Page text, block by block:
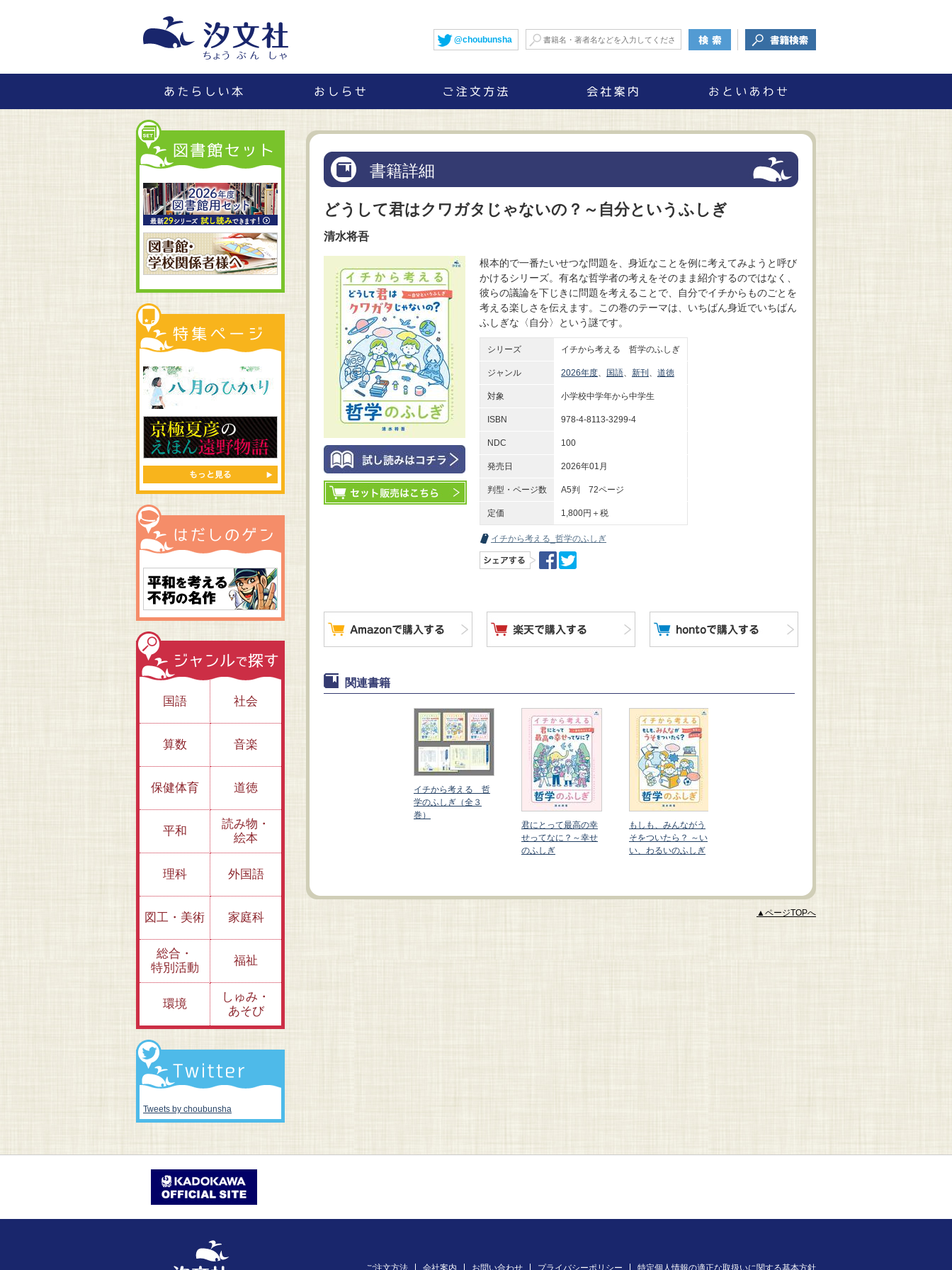
@choubunsha
書籍詳細
どうして君はクワガタじゃないの？～自分というふしぎ
清水将吾
根本的で一番たいせつな問題を、身近なことを例に考えてみようと呼び
かけるシリーズ。有名な哲学者の考えをそのまま紹介するのではなく、
彼らの議論を下じきに問題を考えることで、自分でイチからものごとを
考える楽しさを伝えます。この巻のテーマは、いちばん身近でいちばん
ふしぎな〈自分〉という謎です。
シリーズ イチから考える 哲学のふしぎ
ジャンル 2026年度、 国語、 新刊 、 道徳
対象 小学校中学年から中学生
ISBN 978-4-8113-3299-4
NDC 100
発売日 2026年01月
判型・ページ数 A5判 72ページ
定価 1,800円＋税
イチから考える_哲学のふしぎ
関連書籍
イチから考える 哲
君にとって最高の幸
せってなに？～幸せ
のふしぎ
イチから考える 哲
学のふしぎ（全３
巻）
君にとって最高の幸
せってなに？～幸せ
のふしぎ
もしも、みんながう
そをついたら？ ～い
い、わるいのふしぎ
▲ページTOPへ
国語 社会
算数 音楽
保健体育 道徳
平和
読み物・
絵本
理科 外国語
図工・美術 家庭科
総合・
特別活動
福祉
環境
しゅみ・
あそび
Tweets by choubunsha